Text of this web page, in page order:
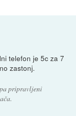
telefon je 5c za 7
zastonj.
pripravljeni